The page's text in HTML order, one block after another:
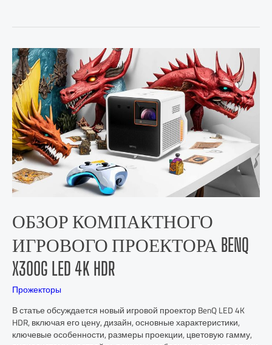
ОБЗОР КОМПАКТНОГО
ИГРОВОГО ПРОЕКТОРА BENQ
X300G LED 4K HDR
Прожекторы
В статье обсуждается новый игровой проектор BenQ LED 4K
HDR, включая его цену, дизайн, основные характеристики,
ключевые особенности, размеры проекции, цветовую гамму,